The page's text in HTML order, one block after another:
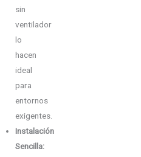
sin
ventilador
lo
hacen
ideal
para
entornos
exigentes.
Instalación
Sencilla: